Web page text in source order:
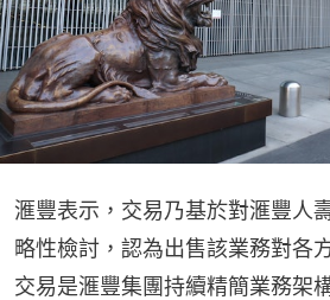
滙豐表示，交易乃基於對滙豐人
略性檢討，認為出售該業務對各
交易是滙豐集團持續精簡業務架